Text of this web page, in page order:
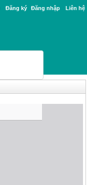
Đăng ký Đăng nhập Liên hệ